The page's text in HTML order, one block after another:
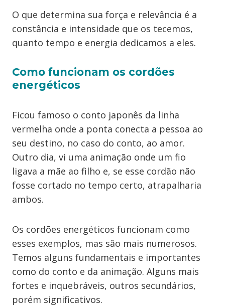
O que determina sua força e relevância é a
constância e intensidade que os tecemos,
quanto tempo e energia dedicamos a eles.
Como funcionam os cordões
energéticos
Ficou famoso o conto japonês da linha
vermelha onde a ponta conecta a pessoa ao
seu destino, no caso do conto, ao amor.
Outro dia, vi uma animação onde um fio
ligava a mãe ao filho e, se esse cordão não
fosse cortado no tempo certo, atrapalharia
ambos.
Os cordões energéticos funcionam como
esses exemplos, mas são mais numerosos.
Temos alguns fundamentais e importantes
como do conto e da animação. Alguns mais
fortes e inquebráveis, outros secundários,
porém significativos.